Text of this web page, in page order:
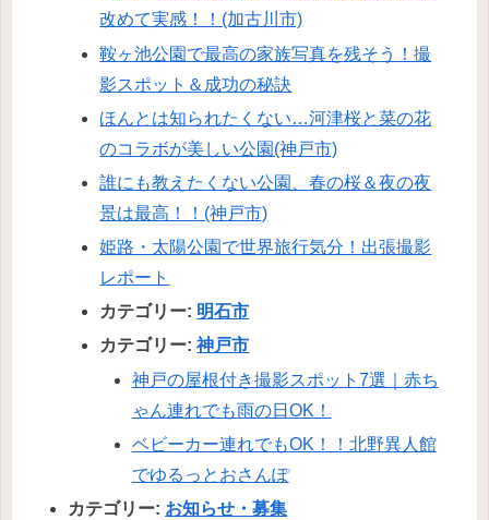
改めて実感！！(加古川市)
鞍ヶ池公園で最高の家族写真を残そう！撮
影スポット＆成功の秘訣
ほんとは知られたくない…河津桜と菜の花
のコラボが美しい公園(神戸市)
誰にも教えたくない公園、春の桜＆夜の夜
景は最高！！(神戸市)
姫路・太陽公園で世界旅行気分！出張撮影
レポート
カテゴリー: 明石市
カテゴリー:神戸市
神戸の屋根付き撮影スポット7選｜赤ち
ゃん連れでも雨の日OK！
ベビーカー連れでもOK！！北野異人館
でゆるっとおさんぽ
カテゴリー: お知らせ・募集